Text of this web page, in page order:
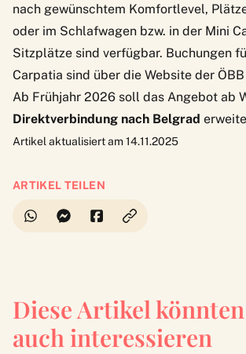
nach gewünschtem Komfortlevel,
oder im Schlafwagen bzw. in der Mini
Sitzplätze sind verfügbar. Buchungen
Carpatia sind über die Website der ÖBB
Ab Frühjahr 2026 soll das Angebot ab
Direktverbindung nach Belgrad
Artikel aktualisiert am 14.11.2025
ARTIKEL TEILEN
Diese Artikel
auch interessieren